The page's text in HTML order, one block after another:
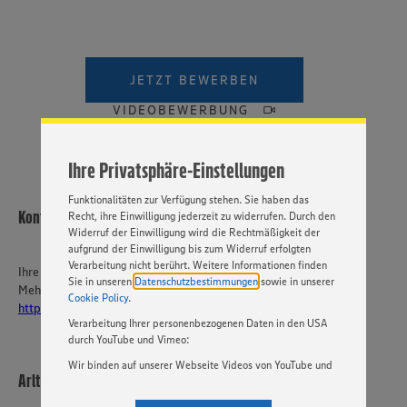
Ihre Privatsphäre-Einstellungen
Website zu personalisieren und Ihnen möglichst relevante
Inhalte anzubieten. Ihre Einwilligung in die Nutzung von
Cookies und anderer Technologien ist freiwillig und kann
„EINSTELLUNGEN ÄNDERN”. Bitte beachten Sie, dass auf
Basis Ihrer Einstellungen ggf. nicht mehr alle
Funktionalitäten zur Verfügung stehen. Sie haben das
Recht, ihre Einwilligung jederzeit zu widerrufen. Durch den
Widerruf der Einwilligung wird die Rechtmäßigkeit der
aufgrund der Einwilligung bis zum Widerruf erfolgten
Verarbeitung nicht berührt. Weitere Informationen finden
Sie in unseren Datenschutzbestimmungen sowie in unserer
Cookie Policy.
Verarbeitung Ihrer personenbezogenen Daten in den USA
durch YouTube und Vimeo:
Wir binden auf unserer Webseite Videos von YouTube und
Einstellungen bezüglich YouTube und Vimeo zu ändern,
JETZT BEWERBEN
VIDEOBEWERBUNG
Kontakt
Ihre Ansprechperson
Mehr über EDEKA Südwest:
https://karriere-edeka.de/
Arlt & Trostel GmbH